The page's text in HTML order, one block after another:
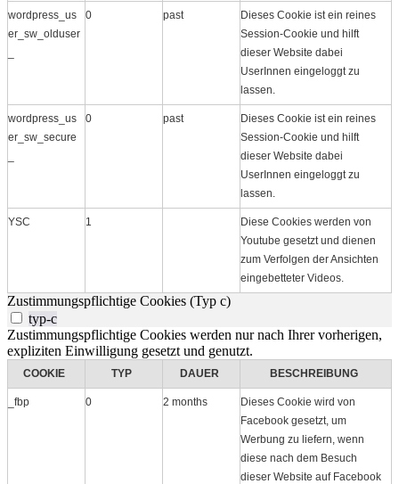
wordpress_us
er_sw_olduser
0 past
Dieses Cookie ist ein reines
Session-Cookie und hilft
dieser Website dabei
UserInnen eingeloggt zu
lassen.
wordpress_us
er_sw_secure
0 past
Dieses Cookie ist ein reines
Session-Cookie und hilft
dieser Website dabei
UserInnen eingeloggt zu
lassen.
YSC 1
Diese Cookies werden von
Youtube gesetzt und dienen
zum Verfolgen der Ansichten
eingebetteter Videos.
Zustimmungspflichtige Cookies (Typ c)
typ-c
Zustimmungspflichtige Cookies werden nur nach Ihrer vorherigen,
expliziten Einwilligung gesetzt und genutzt.
COOKIE TYP DAUER BESCHREIBUNG
_fbp 0 2 months
Dieses Cookie wird von
Facebook gesetzt, um
Werbung zu liefern, wenn
diese nach dem Besuch
dieser Website auf Facebook